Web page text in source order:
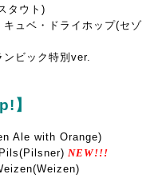
タウト)
ュベ・ドライホップ(セゾ
ビック特別ver.
】
Ale with Orange)
NEW!!!